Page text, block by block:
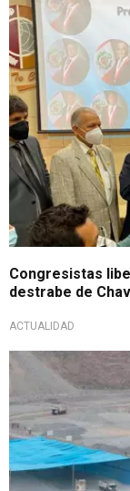
Congresistas
destrabe de
ACTUALIDAD